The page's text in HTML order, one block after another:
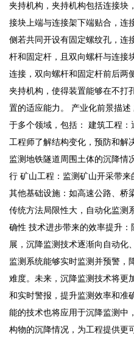
夹持机构，夹持机构包括连接块
接块上端与连接架下端贴合，连
侧若共同开设有固定螺纹孔，连
杆和固定杆，且双向螺杆与连接
连接，双向螺杆和固定杆前后两
夹持机构，使得装置能够在不打
置的适应能力。 产业化前景描
于多个领域，包括： ‌建筑工程‌
工程师了解结构变化，预防和解
监测地铁隧道周围土体的沉降情
行‌ ‌矿山工程‌：监测矿山开采带
其他基础设施‌：如高速公路、桥
传统方法局限性大，自动化监测
确性‌ 技术进步带来的效率提升
展，沉降监测技术逐渐向自动化
监测系统能够实时监测并预警，
难度‌。未来，沉降监测技术将更
和实时警报，提升监测效率和准
能的技术也将应用于沉降监测中
构物的沉降情况，为工程提供更